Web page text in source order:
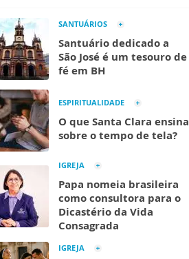
SANTUÁRIOS
Santuário dedicado a
São José é um tesouro de
fé em BH
ESPIRITUALIDADE
O que Santa Clara ensina
sobre o tempo de tela?
IGREJA
Papa nomeia brasileira
como consultora para o
Dicastério da Vida
Consagrada
IGREJA